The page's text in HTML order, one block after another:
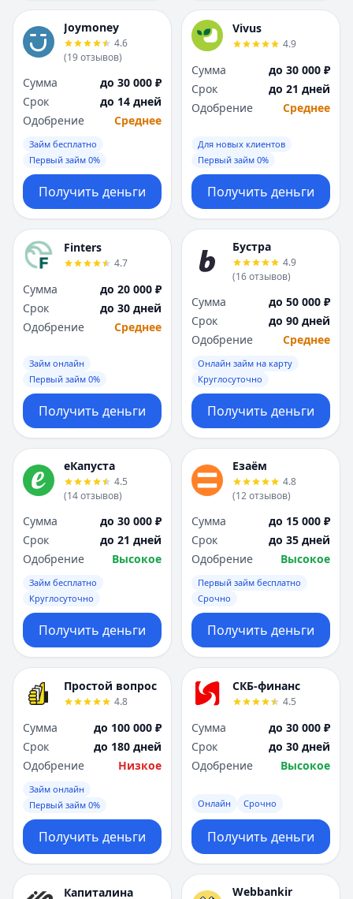
Joymoney
4.6
(19отзывов)
Сумма
до 30 000 ₽
Срок
до 14 дней
Одобрение
Среднее
Займ бесплатно
Первый займ 0%
Получить деньги
Vivus
4.9
Сумма
до 30 000 ₽
Срок
до 21 дней
Одобрение
Среднее
Для новых клиентов
Первый займ 0%
Получить деньги
Finters
4.7
Сумма
до 20 000 ₽
Срок
до 30 дней
Одобрение
Среднее
Займ онлайн
Первый займ 0%
Получить деньги
Бустра
4.9
(16отзывов)
Сумма
до 50 000 ₽
Срок
до 90 дней
Одобрение
Среднее
Онлайн займ на карту
Круглосуточно
Получить деньги
еКапуста
4.5
(14отзывов)
Сумма
до 30 000 ₽
Срок
до 21 дней
Одобрение
Высокое
Займ бесплатно
Круглосуточно
Получить деньги
Езаём
4.8
(12отзывов)
Сумма
до 15 000 ₽
Срок
до 35 дней
Одобрение
Высокое
Первый займ бесплатно
Срочно
Получить деньги
Простой вопрос
4.8
Сумма
до 100 000 ₽
Срок
до 180 дней
Одобрение
Низкое
Займ онлайн
Первый займ 0%
Получить деньги
СКБ-финанс
4.5
Сумма
до 30 000 ₽
Срок
до 30 дней
Одобрение
Высокое
Онлайн Срочно
Получить деньги
Капиталина Webbankir